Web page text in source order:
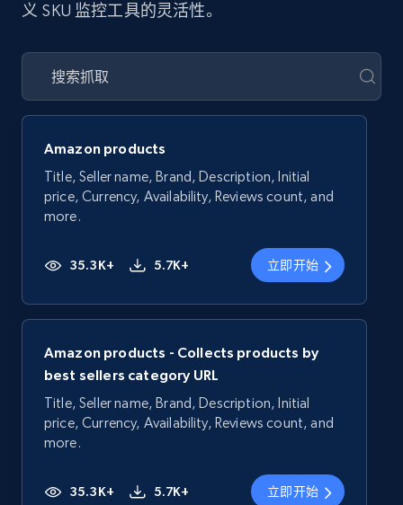
义 SKU 监控工具的灵活性。
Amazon products
Title, Seller name, Brand, Description, Initial
price, Currency, Availability, Reviews count, and
more.
35.3K+ 5.7K+ 立即开始
Amazon products - Collects products by
best sellers category URL
Title, Seller name, Brand, Description, Initial
price, Currency, Availability, Reviews count, and
more.
35.3K+ 5.7K+ 立即开始